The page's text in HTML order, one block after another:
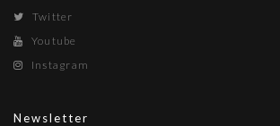
Twitter
Youtube
Instagram
Newsletter